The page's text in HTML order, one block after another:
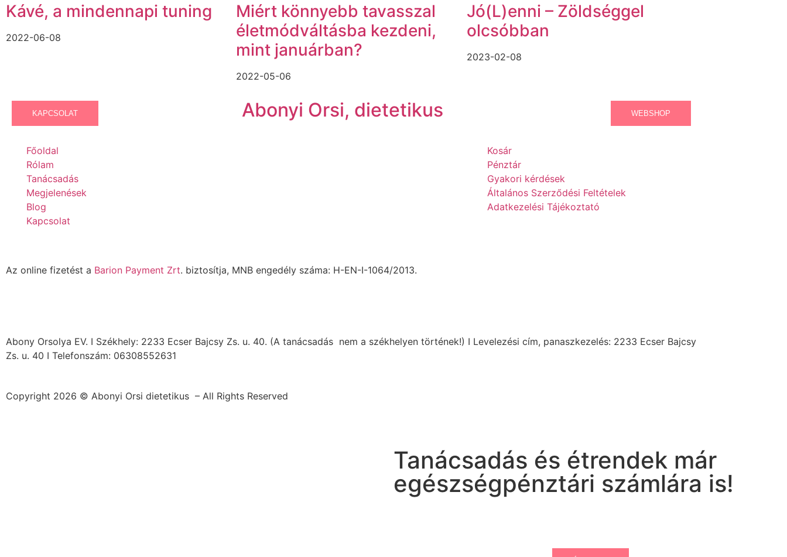
Kávé, a mindennapi tuning
2022-06-08
Miért könnyebb tavasszal
életmódváltásba kezdeni,
mint januárban?
2022-05-06
Jó(L)enni – Zöldséggel
olcsóbban
2023-02-08
KAPCSOLAT
Főoldal
Rólam
Tanácsadás
Megjelenések
Blog
Kapcsolat
Abonyi Orsi, dietetikus WEBSHOP
Kosár
Pénztár
Gyakori kérdések
Általános Szerződési Feltételek
Adatkezelési Tájékoztató
Az online fizetést a Barion Payment Zrt. biztosítja, MNB engedély száma: H-EN-I-1064/2013.
Abony Orsolya EV. I Székhely: 2233 Ecser Bajcsy Zs. u. 40. (A tanácsadás nem a székhelyen történek!) I Levelezési cím, panaszkezelés: 2233 Ecser Bajcsy
Zs. u. 40 I Telefonszám: 06308552631
Copyright 2026 © Abonyi Orsi dietetikus – All Rights Reserved
Tanácsadás és étrendek már
egészségpénztári számlára is!